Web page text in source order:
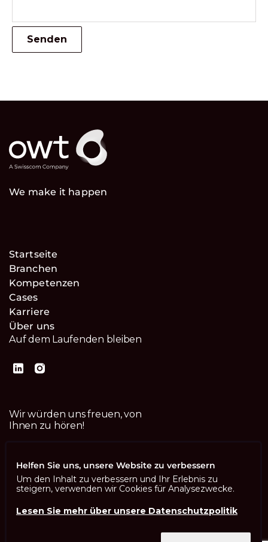
We make it happen
Startseite
Branchen
Kompetenzen
Cases
Karriere
Über uns
Auf dem Laufenden bleiben
Wir würden uns freuen, von
Ihnen zu hören!
Helfen Sie uns, unsere Website zu verbessern
Um den Inhalt zu verbessern und Ihr Erlebnis zu
steigern, verwenden wir Cookies für Analysezwecke.
Lesen Sie mehr über unsere Datenschutzpolitik